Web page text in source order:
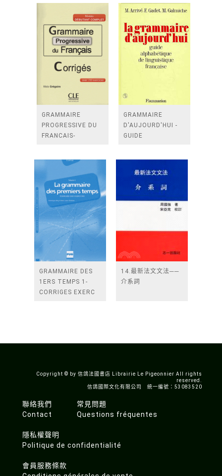
GRAMMAIRE
PROGRESSIVE DU
FRANCAIS-
COMPLET
GRAMMAIRE
D'AUJOURD'HUI -
GUIDE
800 ARTICLES
CLASSES AL
GRAMMAIRE DES
1ERS TEMPS 1-
CORRIGES EXERC
14.最新法文文法──
介系詞
Copyright © by 信鴿法國書店 Librairie Le Pigeonnier All rights
reserved.
信鴿國際文化有限公司 統一編號：53083520
聯絡我們
Contact
常見問題
Questions fréquentes
隱私權聲明
Politique de confidentialité
會員服務條款